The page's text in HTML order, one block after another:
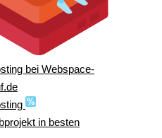
bei Webspace-
in besten